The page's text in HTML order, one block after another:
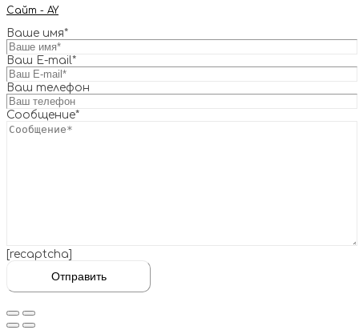
Сайт - AY
Ваше имя*
Ваш E-mail*
Ваш телефон
Сообщение*
[recaptcha]